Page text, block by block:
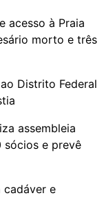
acesso à Praia
morto e três
Distrito Federal
assembleia
sócios e prevê
cadáver e